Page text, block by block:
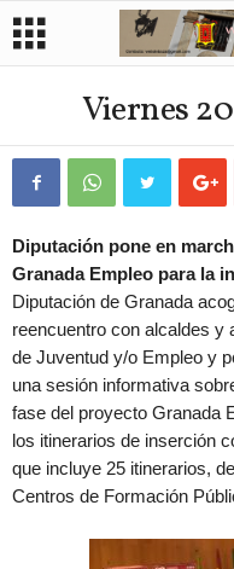
Viernes
Diputación pone en
Granada Empleo para la
Diputación de Granada
reencuentro con alcaldes y
de Juventud y/o Empleo y
una sesión informativa
fase del proyecto Granada
los itinerarios de inserción
que incluye 25 itinerarios,
Centros de Formación